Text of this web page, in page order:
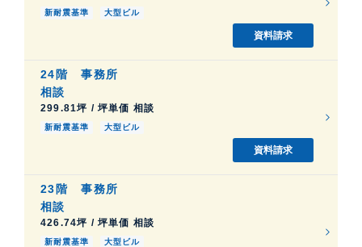
新耐震基準 大型ビル
資料請求
24階事務所
相談
299.81坪 / 坪単価 相談
新耐震基準 大型ビル
資料請求
23階事務所
相談
426.74坪 / 坪単価 相談
新耐震基準 大型ビル